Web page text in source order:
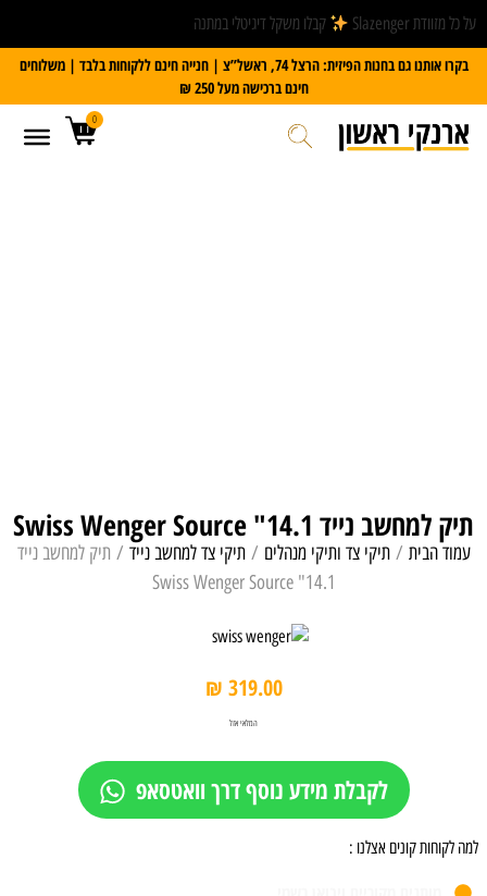
על כל מזוודת Slazenger
קבלו משקל דיגיטלי במתנה
בקרו אותנו גם בחנות הפיזית: הרצל 74, ראשל”צ | חנייה חינם ללקוחות בלבד | משלוחים
חינם ברכישה מעל 250 ₪
0
תיק למחשב נייד 14.1" Swiss Wenger Source
עמוד הבית /תיקי צד ותיקי מנהלים /תיקי צד למחשב נייד / תיק למחשב נייד
14.1" Swiss Wenger Source
₪ 319.00
המלאי אזל
לקבלת מידע נוסף דרך וואטסאפ
למה לקוחות קונים אצלנו :